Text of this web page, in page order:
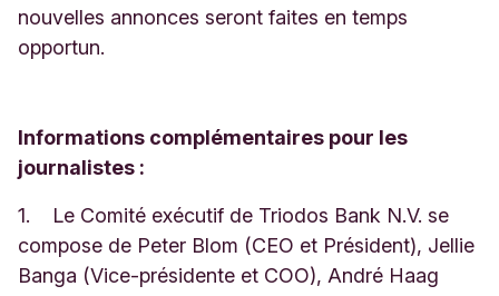
nouvelles annonces seront faites en temps
opportun.
Informations complémentaires pour les
journalistes :
1. Le Comité exécutif de Triodos Bank N.V. se
compose de Peter Blom (CEO et Président), Jellie
Banga (Vice-présidente et COO), André Haag